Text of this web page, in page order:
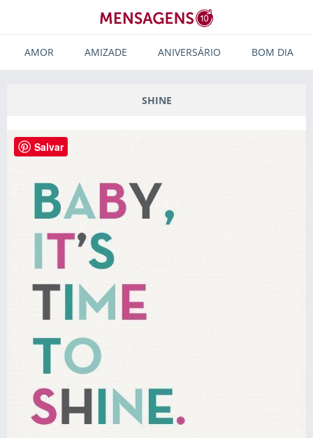
AMOR AMIZADE ANIVERSÁRIO BOM DIA
SHINE
Salvar